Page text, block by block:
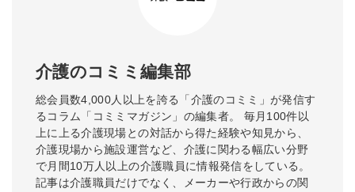
介護のコミミ編集部
総会員数4,000人以上を誇る「介護のコミミ」が発信す
るコラム「コミミマガジン」の編集者。 毎月100件以
上に上る介護現場との対話から得た経験や知見から、
介護現場から施設運営など、介護に関わる幅広い分野
で月間10万人以上の介護職員に情報発信をしている。
記事は介護職員だけでなく、メーカーや行政からの関